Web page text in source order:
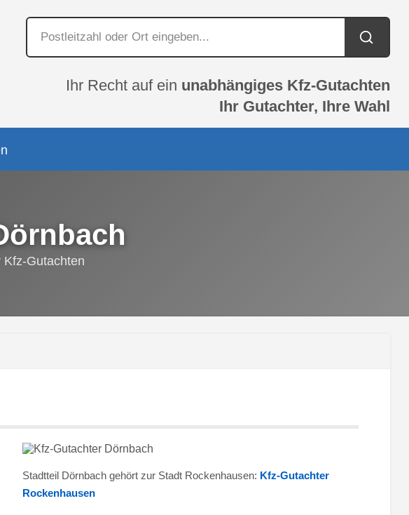
Ihr Recht auf ein unabhängiges Kfz-Gutachten
Ihr Gutachter, Ihre Wahl
Gutachten
Stadtteil Dörnbach gehört zur Stadt Rockenhausen: Kfz-Gutachter
Rockenhausen